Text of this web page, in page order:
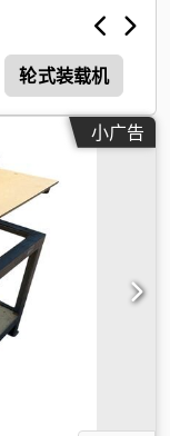
轮式装载机
小广告